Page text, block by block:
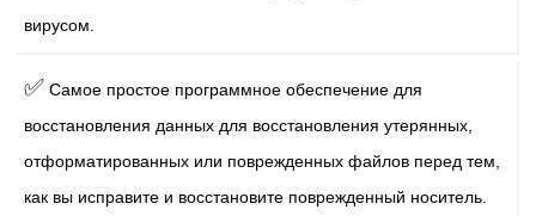
вирусом.
✅ Самое простое программное обеспечение для
восстановления данных для восстановления утерянных,
отформатированных или поврежденных файлов перед тем,
как вы исправите и восстановите поврежденный носитель.